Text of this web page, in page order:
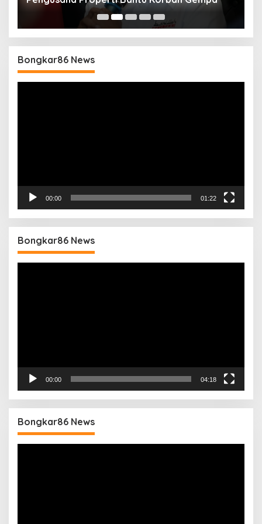
Bongkar86 News
00:00 01:22
Bongkar86 News
00:00 04:18
Bongkar86 News